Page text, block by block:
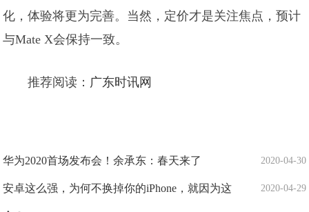
化，体验将更为完善。当然，定价才是关注焦点，预计
与Mate X会保持一致。
推荐阅读： 广东时讯网
2020-04-30
华为2020首场发布会！余承东：春天来了
2020-04-29
安卓这么强，为何不换掉你的iPhone，就因为这